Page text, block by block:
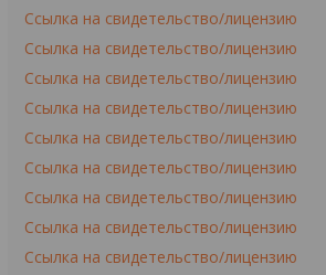
Ссылка на свидетельство/лицензию
Ссылка на свидетельство/лицензию
Ссылка на свидетельство/лицензию
Ссылка на свидетельство/лицензию
Ссылка на свидетельство/лицензию
Ссылка на свидетельство/лицензию
Ссылка на свидетельство/лицензию
Ссылка на свидетельство/лицензию
Ссылка на свидетельство/лицензию